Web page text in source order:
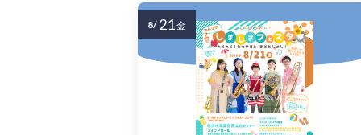
8/ 21金